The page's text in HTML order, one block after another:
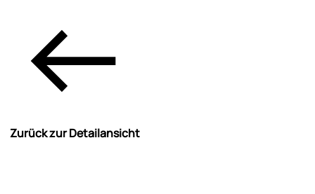
Zurück zur Detailansicht